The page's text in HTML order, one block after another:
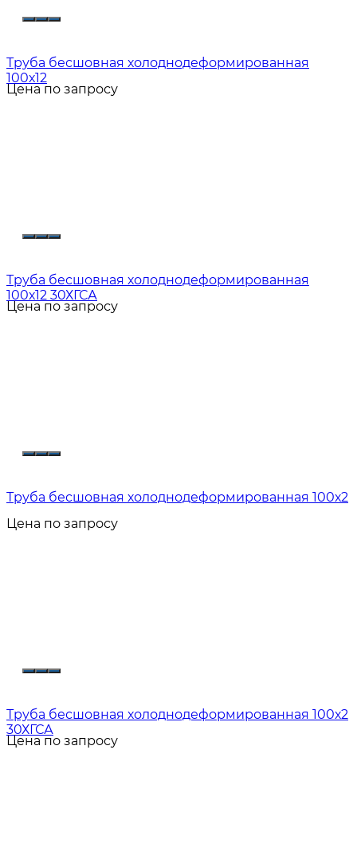
Труба бесшовная холоднодеформированная
100х12
Цена по запросу
Труба бесшовная холоднодеформированная
100х12 30ХГСА
Цена по запросу
Труба бесшовная холоднодеформированная 100х2
Цена по запросу
Труба бесшовная холоднодеформированная 100х2
30ХГСА
Цена по запросу